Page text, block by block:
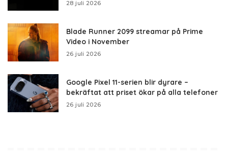
28 juli 2026
Blade Runner 2099 streamar på Prime
Video i November
26 juli 2026
Google Pixel 11-serien blir dyrare –
bekräftat att priset ökar på alla telefoner
26 juli 2026